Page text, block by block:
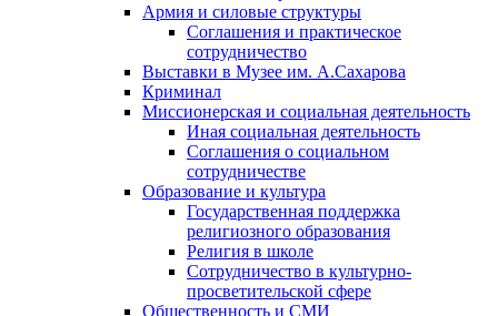
Армия и силовые структуры
Соглашения и практическое
сотрудничество
Выставки в Музее им. А.Сахарова
Криминал
Миссионерская и социальная деятельность
Иная социальная деятельность
Соглашения о социальном
сотрудничестве
Образование и культура
Государственная поддержка
религиозного образования
Религия в школе
Сотрудничество в культурно-
просветительской сфере
Общественность и СМИ